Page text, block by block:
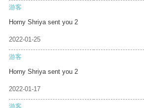
游客
Horny Shriya sent you 2
2022-01-25
游客
Horny Shriya sent you 2
2022-01-17
游客